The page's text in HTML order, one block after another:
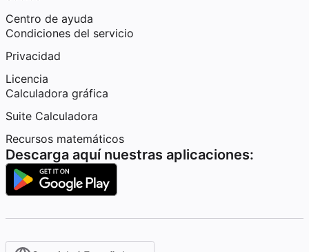
Centro de ayuda
Condiciones del servicio
Privacidad
Licencia
Calculadora gráfica
Suite Calculadora
Recursos matemáticos
Descarga aquí nuestras aplicaciones: